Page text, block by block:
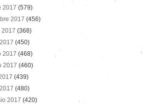
2017 (579)
2017 (456)
2017 (368)
(450)
2017 (468)
2017 (460)
(439)
(480)
2017 (420)